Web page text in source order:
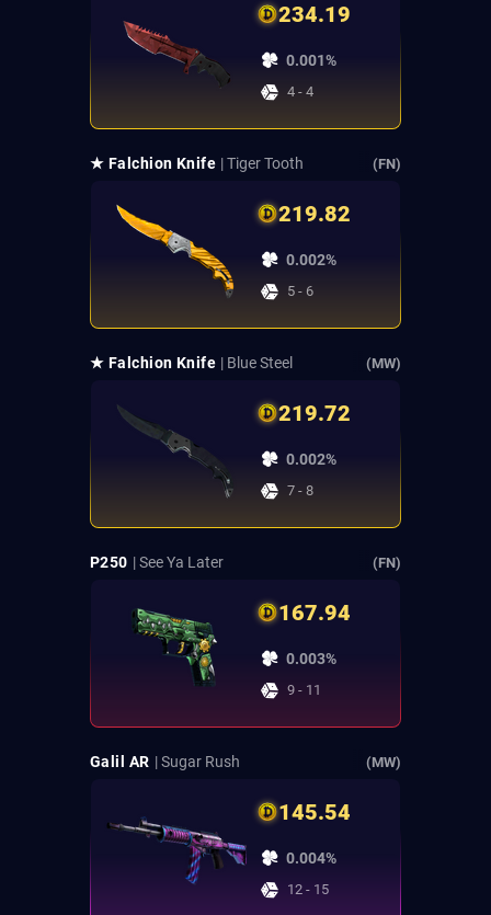
234.19
0.001%
4 - 4
★ Falchion Knife | Tiger Tooth (FN)
219.82
0.002%
5 - 6
★ Falchion Knife | Blue Steel (MW)
219.72
0.002%
7 - 8
P250 | See Ya Later (FN)
167.94
0.003%
9 - 11
Galil AR | Sugar Rush (MW)
145.54
0.004%
12 - 15